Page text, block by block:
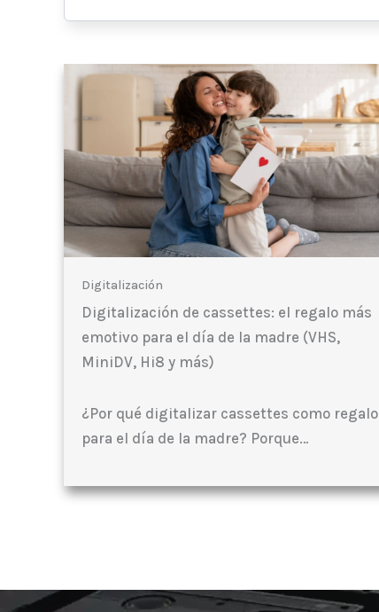
Digitalización
Digitalización de cassettes: el regalo más
emotivo para el día de la madre (VHS,
MiniDV, Hi8 y más)
¿Por qué digitalizar cassettes como regalo
para el día de la madre? Porque…